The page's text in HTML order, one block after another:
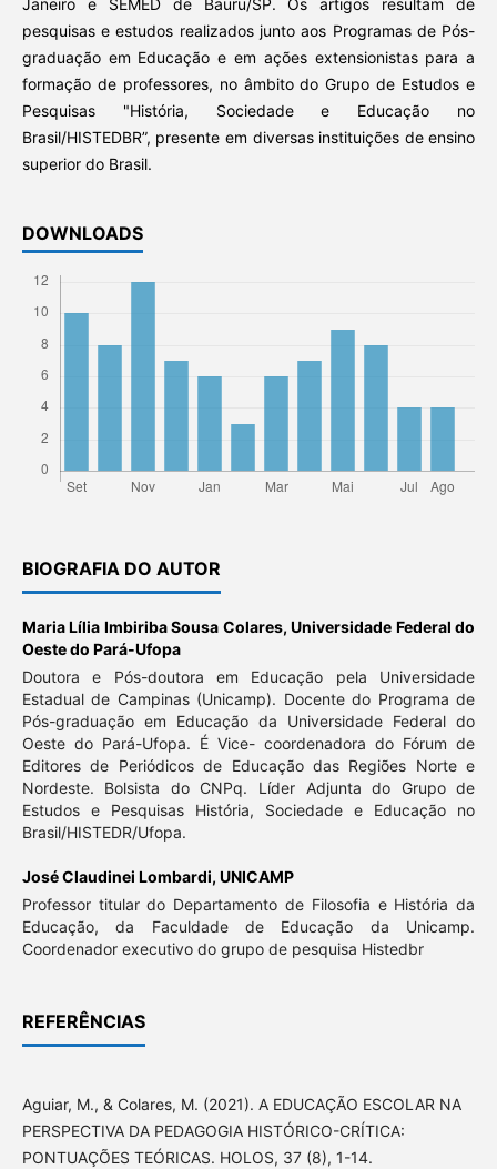
Janeiro e SEMED de Bauru/SP. Os artigos resultam de
pesquisas e estudos realizados junto aos Programas de Pós-
graduação em Educação e em ações extensionistas para a
formação de professores, no âmbito do Grupo de Estudos e
Pesquisas "História, Sociedade e Educação no
Brasil/HISTEDBR”, presente em diversas instituições de ensino
superior do Brasil.
DOWNLOADS
BIOGRAFIA DO AUTOR
Maria Lília Imbiriba Sousa Colares,Universidade Federal do
Oeste do Pará-Ufopa
Doutora e Pós-doutora em Educação pela Universidade
Estadual de Campinas (Unicamp). Docente do Programa de
Pós-graduação em Educação da Universidade Federal do
Oeste do Pará-Ufopa. É Vice- coordenadora do Fórum de
Editores de Periódicos de Educação das Regiões Norte e
Nordeste. Bolsista do CNPq. Líder Adjunta do Grupo de
Estudos e Pesquisas História, Sociedade e Educação no
Brasil/HISTEDR/Ufopa.
José Claudinei Lombardi, UNICAMP
Professor titular do Departamento de Filosofia e História da
Educação, da Faculdade de Educação da Unicamp.
Coordenador executivo do grupo de pesquisa Histedbr
REFERÊNCIAS
Aguiar, M., & Colares, M. (2021). A EDUCAÇÃO ESCOLAR NA
PERSPECTIVA DA PEDAGOGIA HISTÓRICO-CRÍTICA:
PONTUAÇÕES TEÓRICAS. HOLOS, 37 (8), 1-14.